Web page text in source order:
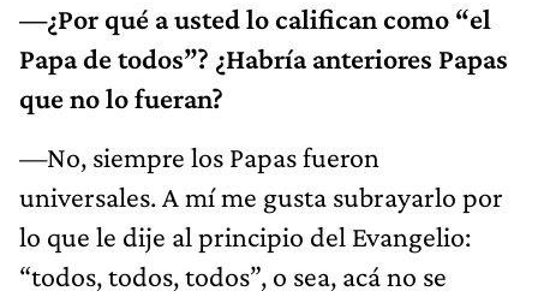
—¿Por qué a usted lo califican como “el
Papa de todos”? ¿Habría anteriores Papas
que no lo fueran?
—No, siempre los Papas fueron
universales. A mí me gusta subrayarlo por
lo que le dije al principio del Evangelio:
“todos, todos, todos”, o sea, acá no se